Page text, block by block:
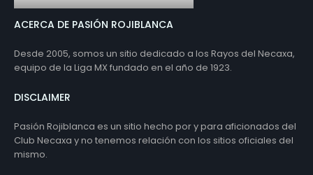
ACERCA DE PASIÓN ROJIBLANCA
Desde 2005, somos un sitio dedicado a los Rayos del Necaxa,
equipo de la Liga MX fundado en el año de 1923.
DISCLAIMER
Pasión Rojiblanca es un sitio hecho por y para aficionados del
Club Necaxa y no tenemos relación con los sitios oficiales del
mismo.